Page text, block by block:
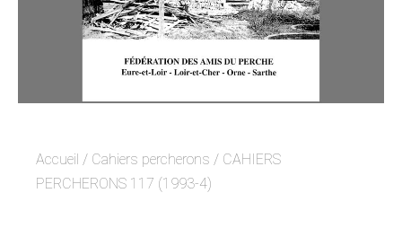
Accueil / Cahiers percherons / CAHIERS
PERCHERONS 117 (1993-4)